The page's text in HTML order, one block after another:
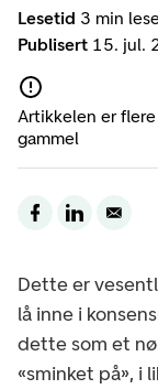
Lesetid 3 min
Publisert 15. jul.
Artikkelen er flere
gammel
Dette er
lå inne i
dette som et
«sminket på», i